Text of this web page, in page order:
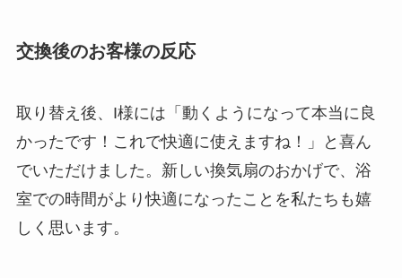
交換後のお客様の反応
取り替え後、I様には「動くようになって本当に良
かったです！これで快適に使えますね！」と喜ん
でいただけました。新しい換気扇のおかげで、浴
室での時間がより快適になったことを私たちも嬉
しく思います。